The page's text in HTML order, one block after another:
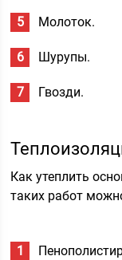
Молоток.
Шурупы.
Гвозди.
Как утеплить
таких работ